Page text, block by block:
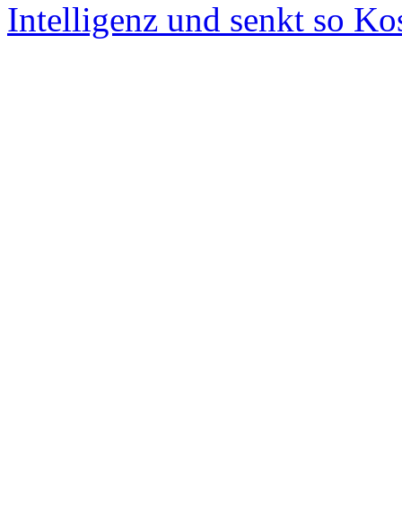
Intelligenz und senkt so